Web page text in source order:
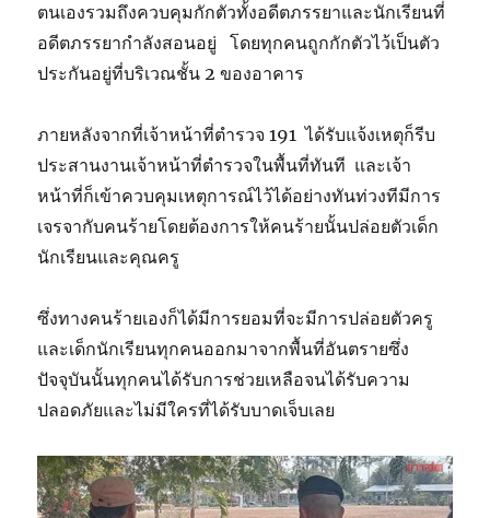
ตนเองรวมถึงควบคุมกักตัวทั้งอดีตภรรยาและนักเรียนที่
อดีตภรรยากำลังสอนอยู่ โดยทุกคนถูกกักตัวไว้เป็นตัว
ประกันอยู่ที่บริเวณชั้น 2 ของอาคาร
ภายหลังจากที่เจ้าหน้าที่ตำรวจ 191 ได้รับแจ้งเหตุก็รีบ
ประสานงานเจ้าหน้าที่ตำรวจในพื้นที่ทันที และเจ้า
หน้าที่ก็เข้าควบคุมเหตุการณ์ไว้ได้อย่างทันท่วงทีมีการ
เจรจากับคนร้ายโดยต้องการให้คนร้ายนั้นปล่อยตัวเด็ก
นักเรียนและคุณครู
ซึ่งทางคนร้ายเองก็ได้มีการยอมที่จะมีการปล่อยตัวครู
และเด็กนักเรียนทุกคนออกมาจากพื้นที่อันตรายซึ่ง
ปัจจุบันนั้นทุกคนได้รับการช่วยเหลือจนได้รับความ
ปลอดภัยและไม่มีใครที่ได้รับบาดเจ็บเลย